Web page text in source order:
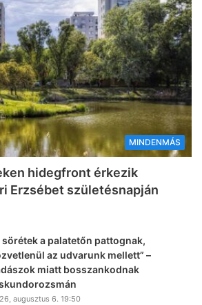
MINDENMÁS
hidegfront érkezik
Erzsébet születésnapján
sörétek a palatetőn pattognak,
az udvarunk mellett” –
miatt bosszankodnak
augusztus 6. 19:50